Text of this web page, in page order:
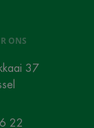
ONS
37
22